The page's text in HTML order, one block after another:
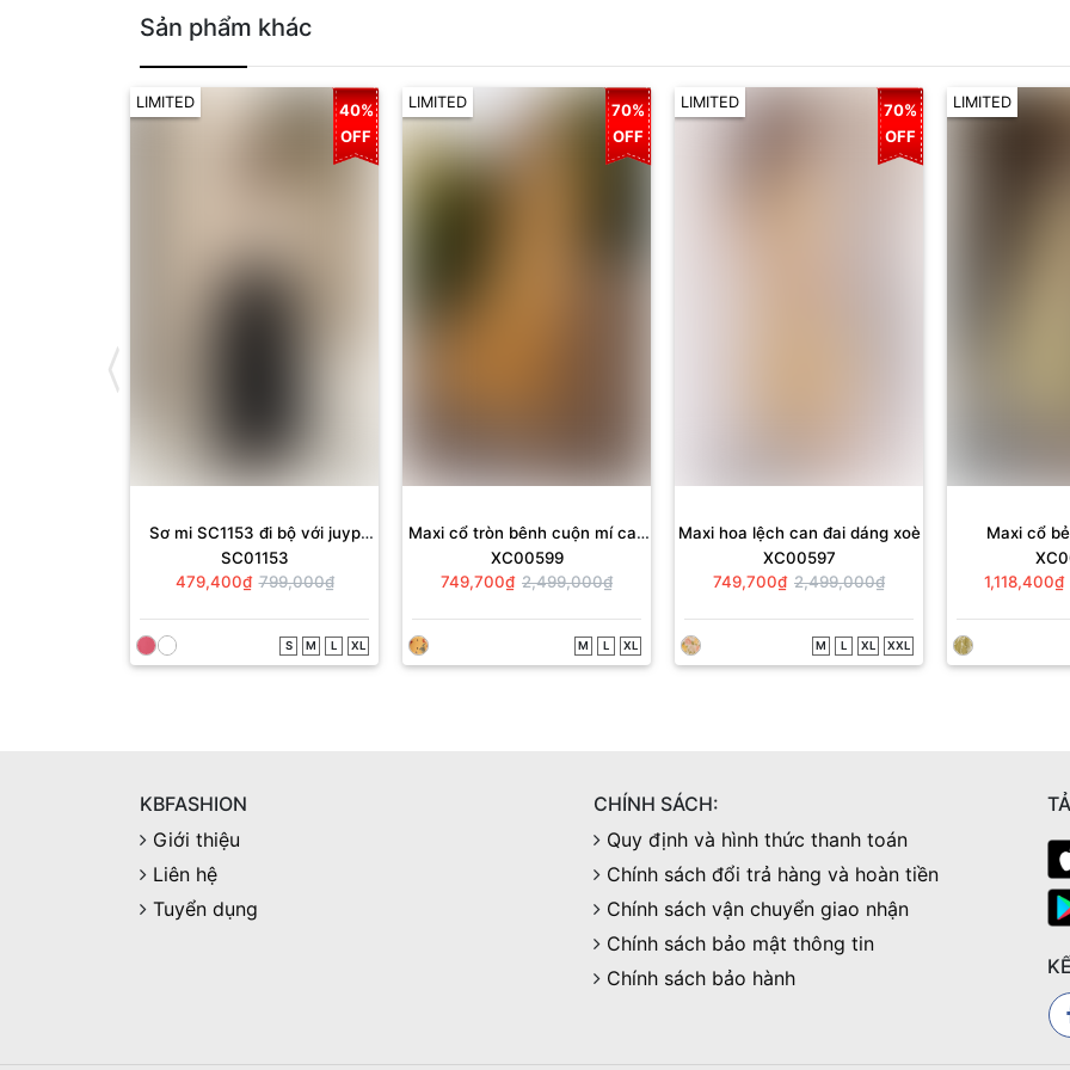
Sản phẩm khác
LIMITED
40%
OFF
Sơ mi SC1153 đi bộ với juyp
JD643
SC01153
479,400₫ 799,000₫
S M L XL
LIMITED
70%
OFF
Maxi cổ tròn bênh cuộn mí can
đai dáng xoè
XC00599
749,700₫ 2,499,000₫
M L XL
LIMITED
70%
OFF
Maxi hoa lệch can đai dáng xoè
XC00597
749,700₫ 2,499,000₫
M L XL XXL
LIMITED
Maxi cổ
1,118,400₫
KBFASHION
Giới thiệu
Liên hệ
Tuyển dụng
CHÍNH SÁCH:
Quy định và hình thức thanh toán
Chính sách đổi trả hàng và hoàn tiền
Chính sách vận chuyển giao nhận
Chính sách bảo mật thông tin
Chính sách bảo hành